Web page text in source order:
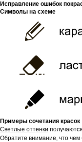
Исправление ошибок
Символы на схеме
Примеры сочетания красок
Светлые оттенки
Обратите внимание, что